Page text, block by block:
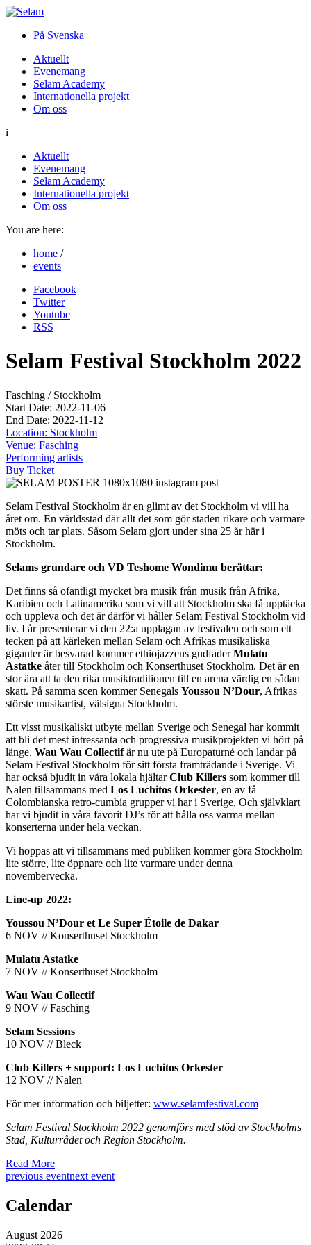
På Svenska
Aktuellt
Evenemang
Selam Academy
Internationella projekt
Om oss
i
Aktuellt
Evenemang
Selam Academy
Internationella projekt
Om oss
You are here:
home /
events
Facebook
Twitter
Youtube
RSS
Selam Festival Stockholm 2022
Fasching / Stockholm
Start Date: 2022-11-06
End Date: 2022-11-12
Location: Stockholm
Venue: Fasching
Performing artists
Buy Ticket
Selam Festival Stockholm är en glimt av det Stockholm vi vill ha
året om. En världsstad där allt det som gör staden rikare och varmare
möts och tar plats. Såsom Selam gjort under sina 25 år här i
Stockholm.
Selams grundare och VD Teshome Wondimu berättar:
Det finns så ofantligt mycket bra musik från musik från Afrika,
Karibien och Latinamerika som vi vill att Stockholm ska få upptäcka
och uppleva och det är därför vi håller Selam Festival Stockholm vid
liv. I år presenterar vi den 22:a upplagan av festivalen och som ett
tecken på att kärleken mellan Selam och Afrikas musikaliska
giganter är besvarad kommer ethiojazzens gudfaderMulatu
Astatke åter till Stockholm och Konserthuset Stockholm. Det är en
stor ära att ta den rika musiktraditionen till en arena värdig en sådan
skatt. På samma scen kommer Senegals Youssou N’Dour, Afrikas
störste musikartist, välsigna Stockholm.
Ett visst musikaliskt utbyte mellan Sverige och Senegal har kommit
att bli det mest intressanta och progressiva musikprojekten vi hört på
länge. Wau Wau Collectifär nu ute på Europaturné och landar på
Selam Festival Stockholm för sitt första framträdande i Sverige. Vi
har också bjudit in våra lokala hjältarClub Killers som kommer till
Nalen tillsammans med Los Luchitos Orkester, en av få
Colombianska retro-cumbia grupper vi har i Sverige. Och självklart
har vi bjudit in våra favorit DJ’s för att hålla oss varma mellan
konserterna under hela veckan.
Vi hoppas att vi tillsammans med publiken kommer göra Stockholm
lite större, lite öppnare och lite varmare under denna
novembervecka.
Line-up 2022:
Youssou N’Dour et Le Super Étoile de Dakar
6 NOV // Konserthuset Stockholm
Mulatu Astatke
7 NOV // Konserthuset Stockholm
Wau Wau Collectif
9 NOV // Fasching
Selam Sessions
10 NOV // Bleck
Club Killers + support: Los Luchitos Orkester
12 NOV // Nalen
För mer information och biljetter: www.selamfestival.com
Selam Festival Stockholm 2022 genomförs med stöd av Stockholms
Stad, Kulturrådet och Region Stockholm.
Read More
previous eventnext event
Calendar
August 2026